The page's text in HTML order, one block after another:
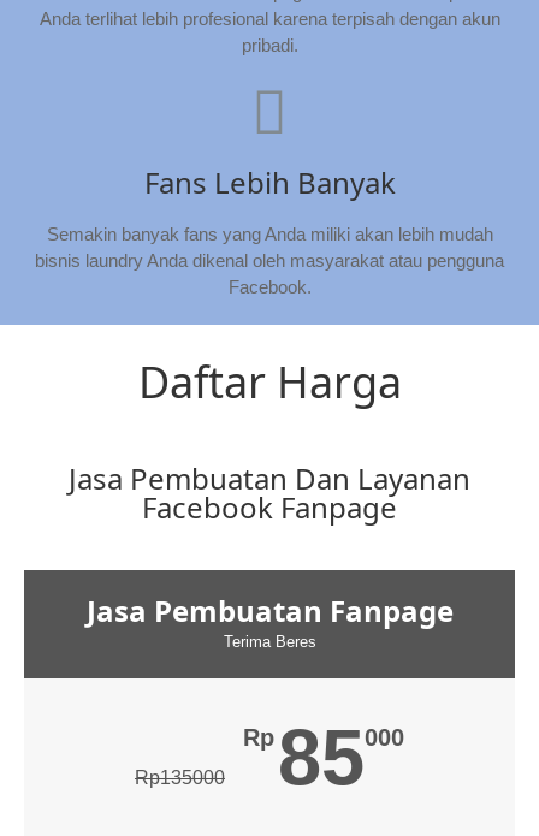
Anda terlihat lebih profesional karena terpisah dengan akun
pribadi.
Fans Lebih Banyak
Semakin banyak fans yang Anda miliki akan lebih mudah
bisnis laundry Anda dikenal oleh masyarakat atau pengguna
Facebook.
Daftar Harga
Jasa Pembuatan Dan Layanan
Facebook Fanpage
Jasa Pembuatan Fanpage
Terima Beres
Rp135000
Rp 85000